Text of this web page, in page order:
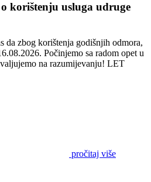
korištenju usluga udruge
da zbog korištenja godišnjih odmora,
Počinjemo sa radom opet u
na razumijevanju! LET
pročitaj više